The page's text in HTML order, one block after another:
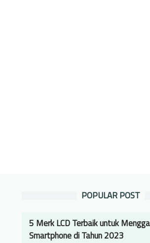
POPULAR POST
5 Merk LCD Terbaik untuk
Smartphone di Tahun 2023